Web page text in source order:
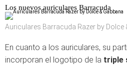
Los nuevos auriculares Barracuda
Auriculares Barracuda Razer by Dolce
En cuanto a los auriculares, su
incorporan el logotipo de la triple